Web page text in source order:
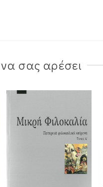
σας αρέσει